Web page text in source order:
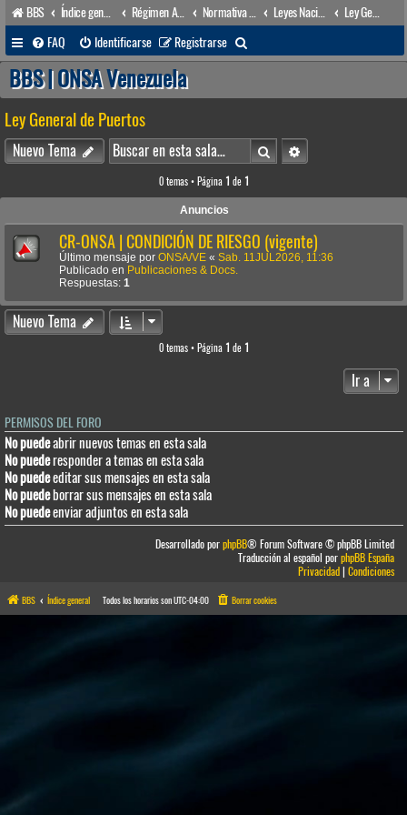
BBS Índice general Régimen Acuático venezolano Leyes Nacionales
Ley General de Puertos
FAQ
Identificarse Registrarse
u
a
r
BBS | ONSA Venezuela
Ley General de Puertos
Nuevo Tema BuscarBúsqueda avanzada
0 temas • Página 1 de 1
Anuncios
CR-ONSA | CONDICIÓN DE RIESGO (vigente)
Último mensaje por ONSA/VE « Sab. 11JUL2026, 11:36
Publicado en Publicaciones & Docs.
Respuestas: 1
Nuevo Tema
0 temas • Página 1 de 1
Ir a
PERMISOS DEL FORO
No puedeabrir nuevos temas en esta sala
No puederesponder a temas en esta sala
No puedeeditar sus mensajes en esta sala
No puedeborrar sus mensajes en esta sala
No puedeenviar adjuntos en esta sala
Desarrollado porphpBB® Forum Software © phpBB Limited
Traducción al español porphpBB España
Privacidad|Condiciones
BBS Índice general Todos los horarios sonUTC-04:00 Borrar cookies